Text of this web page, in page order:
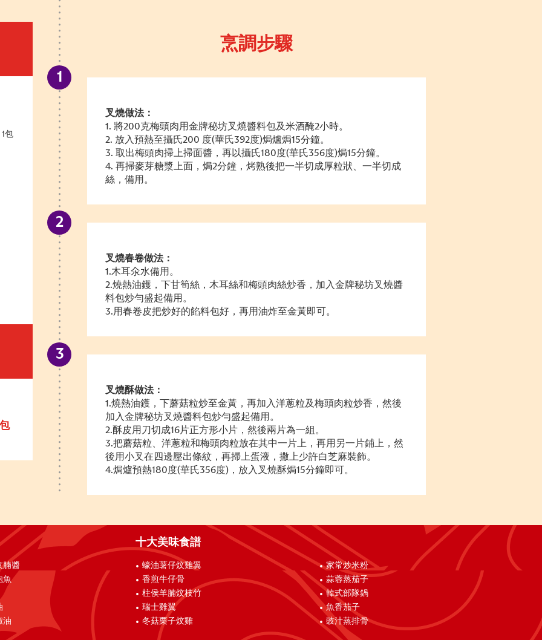
包
烹調步驟
叉燒做法：
1. 將200克梅頭肉用金牌秘坊叉燒醬料包及米酒醃2小時。
2. 放入預熱至攝氏200 度(華氏392度)焗爐焗15分鐘。
3. 取出梅頭肉掃上掃面醬，再以攝氏180度(華氏356度)焗15分鐘。
4. 再掃麥芽糖漿上面，焗2分鐘，烤熟後把一半切成厚粒狀、一半切成
絲，備用。
叉燒春卷做法：
1.木耳氽水備用。
2.燒熱油鑊，下甘筍絲，木耳絲和梅頭肉絲炒香，加入金牌秘坊叉燒醬
料包炒勻盛起備用。
3.用春卷皮把炒好的餡料包好，再用油炸至金黃即可。
叉燒酥做法：
1.燒熱油鑊，下蘑菇粒炒至金黃，再加入洋蔥粒及梅頭肉粒炒香，然後
加入金牌秘坊叉燒醬料包炒勻盛起備用。
2.酥皮用刀切成16片正方形小片，然後兩片為一組。
3.把蘑菇粒、洋蔥粒和梅頭肉粒放在其中一片上，再用另一片鋪上，然
後用小叉在四邊壓出條紋，再掃上蛋液，撒上少許白芝麻裝飾。
4.焗爐預熱180度(華氏356度)，放入叉燒酥焗15分鐘即可。
腩醬
魚
油
十大美味食譜
蠔油薯仔炆雞翼
香煎牛仔骨
柱侯羊腩炆枝竹
瑞士雞翼
冬菇栗子炆雞
家常炒米粉
蒜蓉蒸茄子
韓式部隊鍋
魚香茄子
豉汁蒸排骨